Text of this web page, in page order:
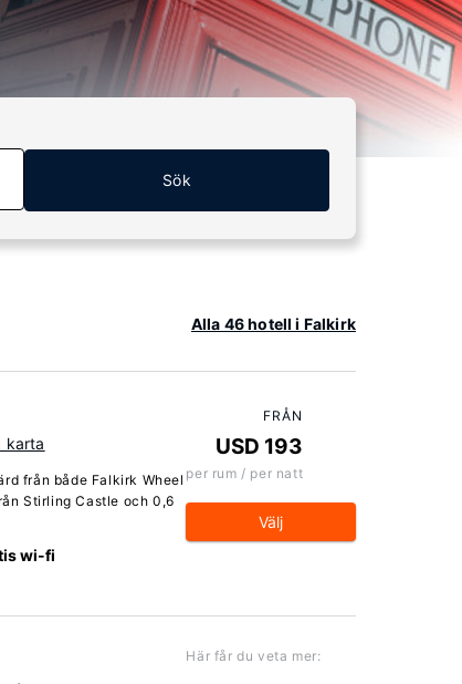
Sök
Alla 46 hotell i Falkirk
karta
från både Falkirk Wheel
Stirling Castle och 0,6
wi-fi
FRÅN
USD 193
per rum / per natt
Välj
Här får du veta mer: